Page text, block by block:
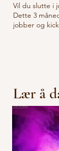
Vil du slutte i
Dette 3
jobber og
Lær å